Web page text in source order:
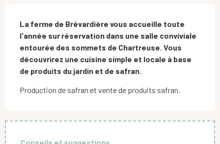
La ferme de Brévardière vous accueille toute
l'année sur réservation dans une salle conviviale
entourée des sommets de Chartreuse. Vous
découvrirez une cuisine simple et locale à base
de produits du jardin et de safran.
Production de safran et vente de produits safran.